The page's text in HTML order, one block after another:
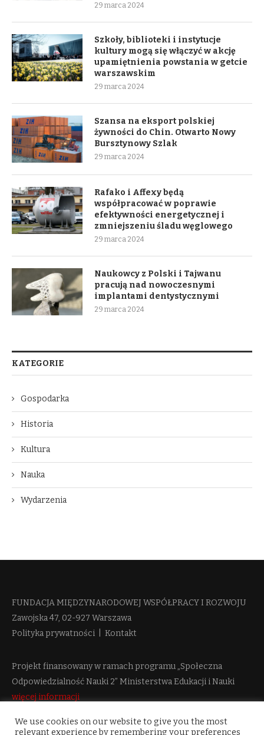
29 marca 2024
Szkoły, biblioteki i instytucje
kultury mogą się włączyć w akcję
upamiętnienia powstania w getcie
warszawskim
29 marca 2024
Szansa na eksport polskiej
żywności do Chin. Otwarto Nowy
Bursztynowy Szlak
29 marca 2024
Rafako i Affexy będą
współpracować w poprawie
efektywności energetycznej i
zmniejszeniu śladu węglowego
29 marca 2024
Naukowcy z Polski i Tajwanu
pracują nad nowoczesnymi
implantami dentystycznymi
29 marca 2024
KATEGORIE
Gospodarka
Historia
Kultura
Nauka
Wydarzenia
FUNDACJA MIĘDZYNARODOWEJ WSPÓŁPRACY I ROZWOJU​
Zawojska 47, 02-927 Warszawa
Polityka prywatności
Kontakt
Projekt finansowany w ramach programu „Społeczna
Odpowiedzialność Nauki 2” Ministerstwa Edukacji i Nauki
więcej informacji
We use cookies on our website to give you the most
relevant experience by remembering your preferences